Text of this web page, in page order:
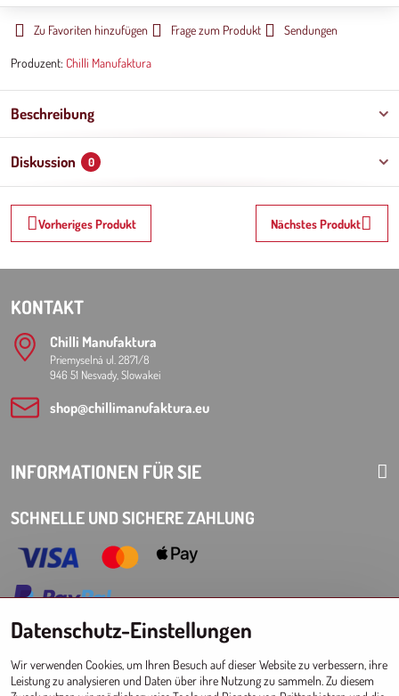
Zu Favoriten hinzufügen Frage zum Produkt Sendungen
Produzent: Chilli Manufaktura
Beschreibung
Diskussion 0
Vorheriges Produkt Nächstes Produkt
KONTAKT
Chilli Manufaktura
Priemyselná ul. 2871/8
946 51 Nesvady, Slowakei
shop​@chillimanufaktura​.eu
INFORMATIONEN FÜR SIE
SCHNELLE UND SICHERE ZAHLUNG
Choose Eshop for your delivery country:
AT CZ DE SK HU PL EU other countries
Datenschutz-Einstellungen
Wir verwenden Cookies, um Ihren Besuch auf dieser Website zu verbessern, ihre
Leistung zu analysieren und Daten über ihre Nutzung zu sammeln. Zu diesem